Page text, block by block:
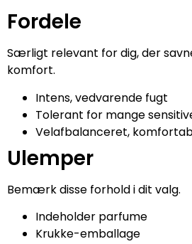
Fordele
Særligt relevant for dig, der
komfort.
Intens, vedvarende fugt
Tolerant for mange
Velafbalanceret,
Ulemper
Bemærk disse forhold i dit valg.
Indeholder parfume
Krukke-emballage